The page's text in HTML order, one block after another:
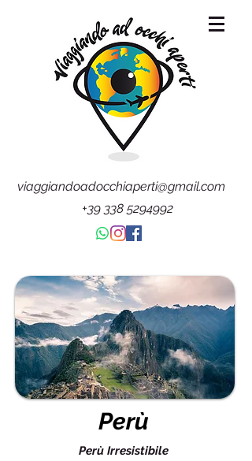
viaggiandoadocchiaperti@gmail.com
+39 338 5294992
Perù
Perù Irresistibile